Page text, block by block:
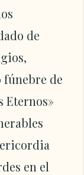
de
de
Eternos»
en el